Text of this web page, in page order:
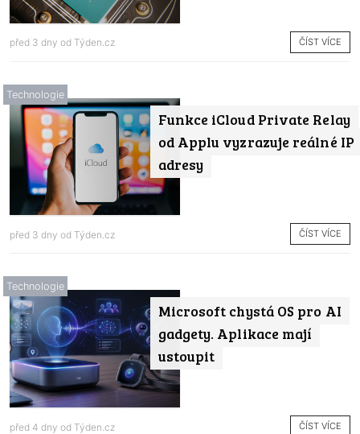
před 3 dny od Týden.cz ČÍST VÍCE
Funkce iCloud Private Relay
od Applu vyzrazuje reálné IP
adresy
Technologie
před 3 dny od Týden.cz ČÍST VÍCE
Microsoft chystá OS pro AI
gadgety. Aplikace mají
ustoupit
Technologie
před 4 dny od Týden.cz ČÍST VÍCE